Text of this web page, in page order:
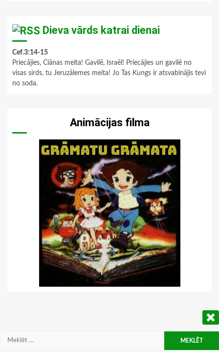
Dieva vārds katrai dienai
Cef.3:14-15
Priecājies, Ciānas meita! Gavilē, Israēl! Priecājies un gavilē no
visas sirds, tu Jeruzālemes meita! Jo Tas Kungs ir atsvabinājis tevi
no soda.
Animācijas filma
Meklēt: